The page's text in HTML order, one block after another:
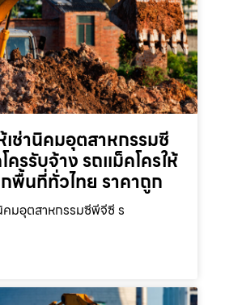
เช่านิคมอุตสาหกรรมซี
รรับจ้าง รถแม็คโครให้
พื้นที่ทั่วไทย ราคาถูก
คมอุตสาหกรรมซีพีจีซี ร